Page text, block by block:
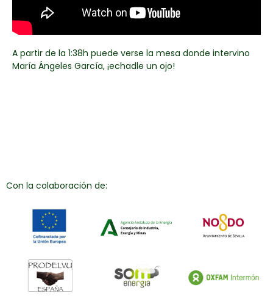
A partir de la 1:38h puede verse la mesa donde intervino
María Ángeles García, ¡echadle un ojo!
Con la colaboración de: